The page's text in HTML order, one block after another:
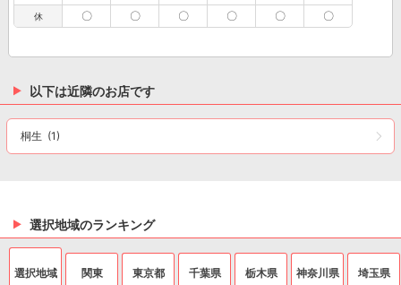
休 〇 〇 〇 〇 〇 〇
以下は近隣のお店です
桐生 (1)
選択地域のランキング
選択地域 関東 東京都 千葉県 栃木県 神奈川県 埼玉県